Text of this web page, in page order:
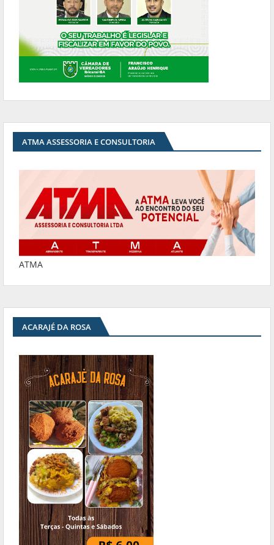
ATMA ASSESSORIA E CONSULTORIA
ATMA
ACARAJÉ DA ROSA